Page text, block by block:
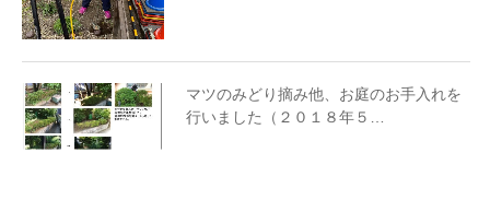
マツのみどり摘み他、お庭のお手入れを
行いました（２０１８年５…